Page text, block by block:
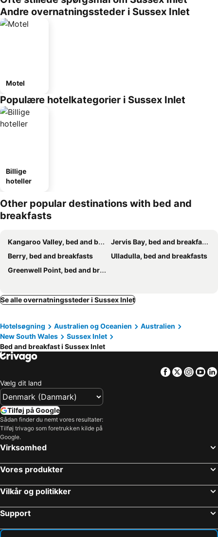
Andre overnatningssteder i Sussex Inlet
Motel
Populære hotelkategorier i Sussex Inlet
Billige
hoteller
Other popular destinations with bed and
breakfasts
Kangaroo Valley, bed and breakfasts
Jervis Bay, bed and breakfasts
Berry, bed and breakfasts
Ulladulla, bed and breakfasts
Greenwell Point, bed and breakfasts
Se alle overnatningssteder i Sussex Inlet
Hotelsøgning Australien og Oceanien
Australien
New South Wales
Sussex Inlet
Bed and breakfast i Sussex Inlet
Facebook
Twitter
Vælg dit land
Tilføj på Google
Sådan finder du nemt vores resultater:
Tilføj trivago som foretrukken kilde på
Google.
Virksomhed
Vores produkter
Vilkår og politikker
Support